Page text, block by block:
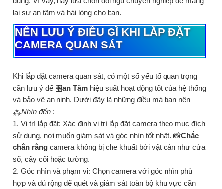
lại sự an tâm và hài lòng cho bạn.
NÊN LƯU Ý ĐIỀU GÌ KHI LẮP ĐẶT
CAMERA QUAN SÁT
Khi lắp đặt camera quan sát, có một số yếu tố quan trọng
cần lưu ý để 🎛an Tâm hiệu suất hoạt động tốt của hệ thống
và bảo vệ an ninh. Dưới đây là những điều mà bạn nên
⁂Nhìn đến :
1. Vị trí lắp đặt: Xác định vị trí lắp đặt camera theo mục đích
sử dụng, nơi muốn giám sát và góc nhìn tốt nhất. 📸Chắc
chắn rằng camera không bị che khuất bởi vật cản như cửa
sổ, cây cối hoặc tường.
2. Góc nhìn và phạm vi: Chọn camera với góc nhìn phù
hợp và đủ rộng để quét và giám sát toàn bộ khu vực cần